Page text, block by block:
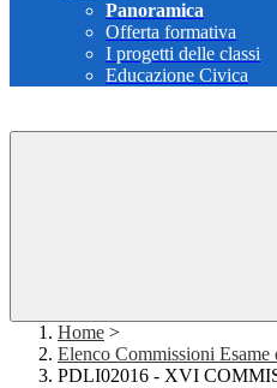
Panoramica
Offerta formativa
I progetti delle classi
Educazione Civica
Home >
Elenco Commissioni Esame
PDLI02016 - XVI